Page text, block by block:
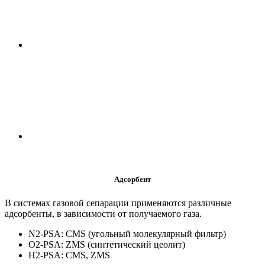
Адсорбент
В системах газовой сепарации применяются различные
адсорбенты, в зависимости от получаемого газа.
N2-PSA: CMS (угольный молекулярный фильтр)
O2-PSA: ZMS (синтетический цеолит)
H2-PSA: CMS, ZMS